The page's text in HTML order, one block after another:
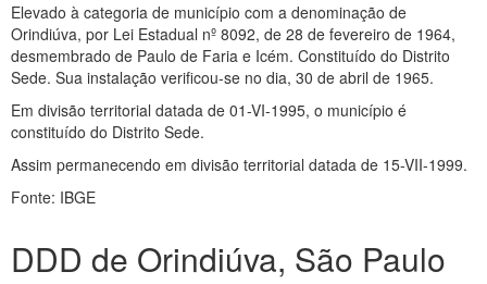
Elevado à categoria de município com a denominação de
Orindiúva, por Lei Estadual nº 8092, de 28 de fevereiro de 1964,
desmembrado de Paulo de Faria e Icém. Constituído do Distrito
Sede. Sua instalação verificou-se no dia, 30 de abril de 1965.
Em divisão territorial datada de 01-VI-1995, o município é
constituído do Distrito Sede.
Assim permanecendo em divisão territorial datada de 15-VII-1999.
Fonte: IBGE
DDD de Orindiúva, São Paulo